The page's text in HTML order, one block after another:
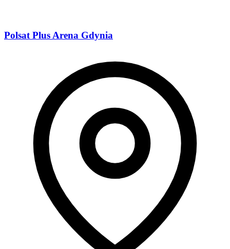
Polsat Plus Arena Gdynia